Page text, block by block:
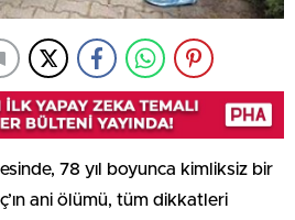
78 yıl boyunca kimliksiz bir
ani ölümü, tüm dikkatleri